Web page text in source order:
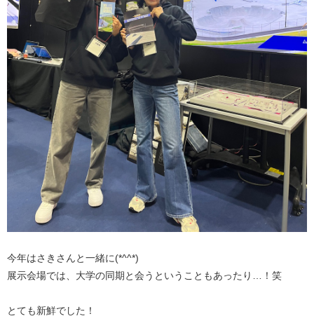
今年はさきさんと一緒に(*^^*)
展示会場では、大学の同期と会うということもあったり…！笑
とても新鮮でした！